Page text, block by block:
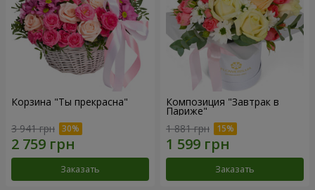
Корзина "Ты прекрасна"
3 941 грн
Заказать
Композиция "Завтрак в
Париже"
1 881 грн
Заказать